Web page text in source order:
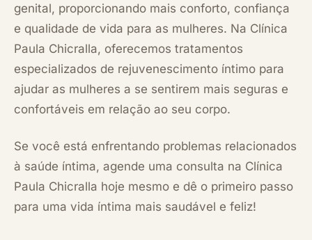
genital, proporcionando mais conforto, confiança
e qualidade de vida para as mulheres. Na Clínica
Paula Chicralla, oferecemos tratamentos
especializados de rejuvenescimento íntimo para
ajudar as mulheres a se sentirem mais seguras e
confortáveis em relação ao seu corpo.
Se você está enfrentando problemas relacionados
à saúde íntima, agende uma consulta na Clínica
Paula Chicralla hoje mesmo e dê o primeiro passo
para uma vida íntima mais saudável e feliz!